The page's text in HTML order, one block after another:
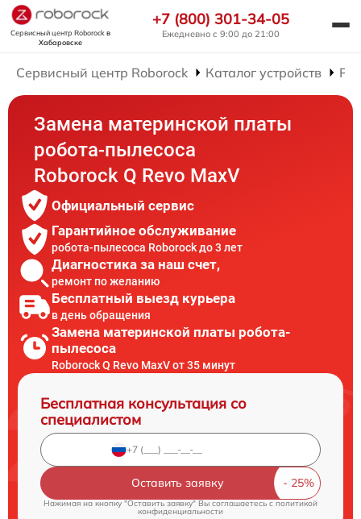
Сервисный центр Roborockв
Хабаровске
+7 (800) 301-34-05
Ежедневно с 9:00 до 21:00
Сервисный центр Roborock Каталог устройств
Замена материнской платы
робота-пылесоса
Roborock Q Revo MaxV
Официальный сервис
Гарантийное обслуживание
робота-пылесоса Roborock до 3 лет
Диагностика за наш счет,
ремонт по желанию
Бесплатный выезд курьера
в день обращения
Замена материнской платы робота-
пылесоса
Roborock Q Revo MaxV от 35 минут
Бесплатная консультация со
специалистом
Оставить заявку
Нажимая на кнопку "Оставить заявку" Вы соглашаетесь cполитикой
конфиденциальности